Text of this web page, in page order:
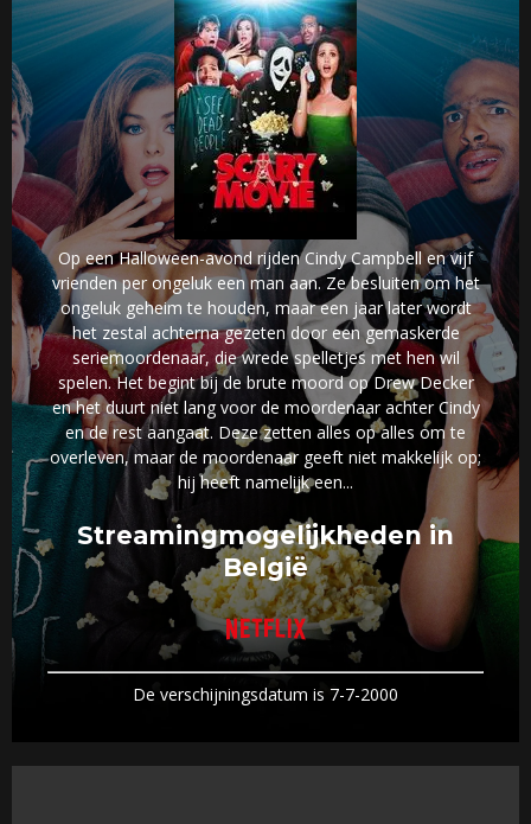
Op een Halloween-avond rijden Cindy Campbell en vijf
vrienden per ongeluk een man aan. Ze besluiten om het
ongeluk geheim te houden, maar een jaar later wordt
het zestal achterna gezeten door een gemaskerde
seriemoordenaar, die wrede spelletjes met hen wil
spelen. Het begint bij de brute moord op Drew Decker
en het duurt niet lang voor de moordenaar achter Cindy
en de rest aangaat. Deze zetten alles op alles om te
overleven, maar de moordenaar geeft niet makkelijk op;
hij heeft namelijk een...
Streamingmogelijkheden in
België
De verschijningsdatum is 7-7-2000